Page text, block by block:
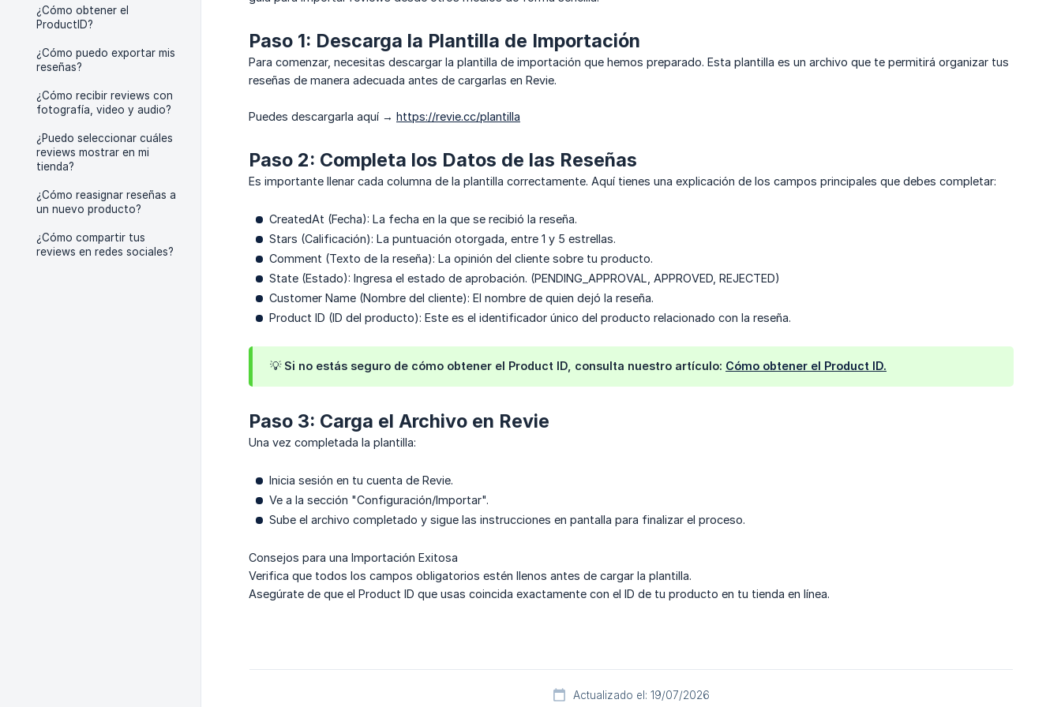
¿Cómo obtener el
ProductID?
¿Cómo puedo exportar mis
reseñas?
¿Cómo recibir reviews con
fotografía, video y audio?
¿Puedo seleccionar cuáles
reviews mostrar en mi
tienda?
¿Cómo reasignar reseñas a
un nuevo producto?
¿Cómo compartir tus
reviews en redes sociales?
Paso 1: Descarga la Plantilla de Importación
Para comenzar, necesitas descargar la plantilla de importación que hemos preparado. Esta plantilla es un archivo que te permitirá organizar tus
reseñas de manera adecuada antes de cargarlas en Revie.
Puedes descargarla aquí → https://revie.cc/plantilla
Paso 2: Completa los Datos de las Reseñas
Es importante llenar cada columna de la plantilla correctamente. Aquí tienes una explicación de los campos principales que debes completar:
CreatedAt (Fecha): La fecha en la que se recibió la reseña.
Stars (Calificación): La puntuación otorgada, entre 1 y 5 estrellas.
Comment (Texto de la reseña): La opinión del cliente sobre tu producto.
State (Estado): Ingresa el estado de aprobación. (PENDING_APPROVAL, APPROVED, REJECTED)
Customer Name (Nombre del cliente): El nombre de quien dejó la reseña.
Product ID (ID del producto): Este es el identificador único del producto relacionado con la reseña.
💡 Si no estás seguro de cómo obtener el Product ID, consulta nuestro artículo: Cómo obtener el Product ID.
Paso 3: Carga el Archivo en Revie
Una vez completada la plantilla:
Inicia sesión en tu cuenta de Revie.
Ve a la sección "Configuración/Importar".
Sube el archivo completado y sigue las instrucciones en pantalla para finalizar el proceso.
Consejos para una Importación Exitosa
Verifica que todos los campos obligatorios estén llenos antes de cargar la plantilla.
Asegúrate de que el Product ID que usas coincida exactamente con el ID de tu producto en tu tienda en línea.
Actualizado el: 19/07/2026